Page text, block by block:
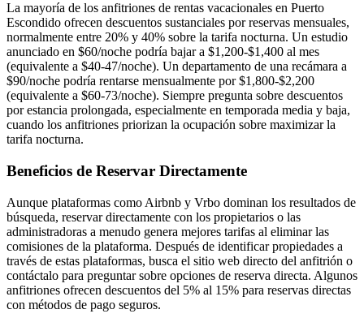
La mayoría de los anfitriones de rentas vacacionales en Puerto
Escondido ofrecen descuentos sustanciales por reservas mensuales,
normalmente entre 20% y 40% sobre la tarifa nocturna. Un estudio
anunciado en $60/noche podría bajar a $1,200-$1,400 al mes
(equivalente a $40-47/noche). Un departamento de una recámara a
$90/noche podría rentarse mensualmente por $1,800-$2,200
(equivalente a $60-73/noche). Siempre pregunta sobre descuentos
por estancia prolongada, especialmente en temporada media y baja,
cuando los anfitriones priorizan la ocupación sobre maximizar la
tarifa nocturna.
Beneficios de Reservar Directamente
Aunque plataformas como Airbnb y Vrbo dominan los resultados de
búsqueda, reservar directamente con los propietarios o las
administradoras a menudo genera mejores tarifas al eliminar las
comisiones de la plataforma. Después de identificar propiedades a
través de estas plataformas, busca el sitio web directo del anfitrión o
contáctalo para preguntar sobre opciones de reserva directa. Algunos
anfitriones ofrecen descuentos del 5% al 15% para reservas directas
con métodos de pago seguros.